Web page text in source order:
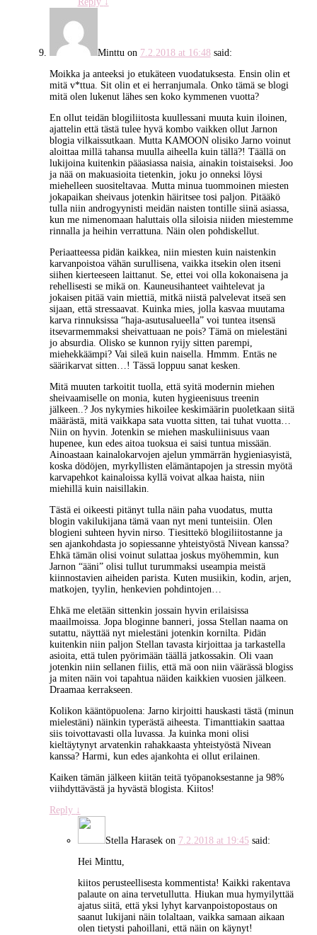
Minttuon 7.2.2018 at 16:48 said:
Moikka ja anteeksi jo etukäteen vuodatuksesta. Ensin olin et
mitä v*ttua. Sit olin et ei herranjumala. Onko tämä se blogi
mitä olen lukenut lähes sen koko kymmenen vuotta?
En ollut teidän blogiliitosta kuullessani muuta kuin iloinen,
ajattelin että tästä tulee hyvä kombo vaikken ollut Jarnon
blogia vilkaissutkaan. Mutta KAMOON olisiko Jarno voinut
aloittaa millä tahansa muulla aiheella kuin tällä?! Täällä on
lukijoina kuitenkin pääasiassa naisia, ainakin toistaiseksi. Joo
ja nää on makuasioita tietenkin, joku jo onneksi löysi
miehelleen suositeltavaa. Mutta minua tuommoinen miesten
jokapaikan sheivaus jotenkin häiritsee tosi paljon. Pitääkö
tulla niin androgyynisti meidän naisten tontille siinä asiassa,
kun me nimenomaan haluttais olla siloisia niiden miestemme
rinnalla ja heihin verrattuna. Näin olen pohdiskellut.
Periaatteessa pidän kaikkea, niin miesten kuin naistenkin
karvanpoistoa vähän surullisena, vaikka itsekin olen itseni
siihen kierteeseen laittanut. Se, ettei voi olla kokonaisena ja
rehellisesti se mikä on. Kauneusihanteet vaihtelevat ja
jokaisen pitää vain miettiä, mitkä niistä palvelevat itseä sen
sijaan, että stressaavat. Kuinka mies, jolla kasvaa muutama
karva rinnuksissa “haja-asutusalueella” voi tuntea itsensä
itsevarmemmaksi sheivattuaan ne pois? Tämä on mielestäni
jo absurdia. Olisko se kunnon ryijy sitten parempi,
miehekkäämpi? Vai sileä kuin naisella. Hmmm. Entäs ne
säärikarvat sitten…! Tässä loppuu sanat kesken.
Mitä muuten tarkoitit tuolla, että syitä modernin miehen
sheivaamiselle on monia, kuten hygieenisuus treenin
jälkeen..? Jos nykymies hikoilee keskimäärin puoletkaan siitä
määrästä, mitä vaikkapa sata vuotta sitten, tai tuhat vuotta…
Niin on hyvin. Jotenkin se miehen maskuliinisuus vaan
hupenee, kun edes aitoa tuoksua ei saisi tuntua missään.
Ainoastaan kainalokarvojen ajelun ymmärrän hygieniasyistä,
koska dödöjen, myrkyllisten elämäntapojen ja stressin myötä
karvapehkot kainaloissa kyllä voivat alkaa haista, niin
miehillä kuin naisillakin.
Tästä ei oikeesti pitänyt tulla näin paha vuodatus, mutta
blogin vakilukijana tämä vaan nyt meni tunteisiin. Olen
blogieni suhteen hyvin nirso. Tiesittekö blogiliitostanne ja
sen ajankohdasta jo sopiessanne yhteistyöstä Nivean kanssa?
Ehkä tämän olisi voinut sulattaa joskus myöhemmin, kun
Jarnon “ääni” olisi tullut turummaksi useampia meistä
kiinnostavien aiheiden parista. Kuten musiikin, kodin, arjen,
matkojen, tyylin, henkevien pohdintojen…
Ehkä me eletään sittenkin jossain hyvin erilaisissa
maailmoissa. Jopa bloginne banneri, jossa Stellan naama on
sutattu, näyttää nyt mielestäni jotenkin kornilta. Pidän
kuitenkin niin paljon Stellan tavasta kirjoittaa ja tarkastella
asioita, että tulen pyörimään täällä jatkossakin. Oli vaan
jotenkin niin sellanen fiilis, että mä oon niin väärässä blogiss
ja miten näin voi tapahtua näiden kaikkien vuosien jälkeen.
Draamaa kerrakseen.
Kolikon kääntöpuolena: Jarno kirjoitti hauskasti tästä (minun
mielestäni) näinkin typerästä aiheesta. Timanttiakin saattaa
siis toivottavasti olla luvassa. Ja kuinka moni olisi
kieltäytynyt arvatenkin rahakkaasta yhteistyöstä Nivean
kanssa? Harmi, kun edes ajankohta ei ollut erilainen.
Kaiken tämän jälkeen kiitän teitä työpanoksestanne ja 98%
viihdyttävästä ja hyvästä blogista. Kiitos!
Reply ↓
Stella Harasekon 7.2.2018 at 19:45 said:
Hei Minttu,
kiitos perusteellisesta kommentista! Kaikki rakentava
palaute on aina tervetullutta. Hiukan mua hymyilyttää
ajatus siitä, että yksi lyhyt karvanpoistopostaus on
saanut lukijani näin tolaltaan, vaikka samaan aikaan
olen tietysti pahoillani, että näin on käynyt!